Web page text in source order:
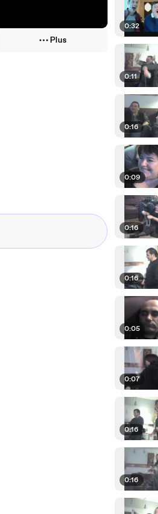
Plus
0:32
0:11
0:16
0:09
0:16
0:16
0:05
0:07
0:16
0:16